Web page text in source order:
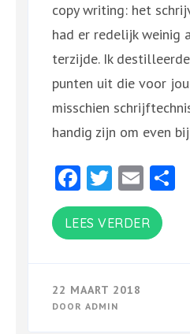
copy writing: het
had er redelijk weinig
terzijde. Ik
punten uit die voor jou
misschien
handig zijn om even
Facebook
Twitter
Email
LEES VERDER
22 MAART 2018
DOOR ADMIN